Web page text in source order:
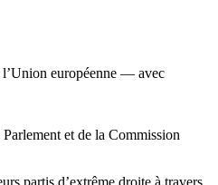
l’Union européenne — avec
et de la Commission